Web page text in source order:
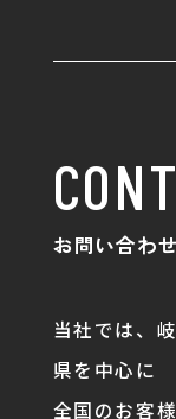
お問い合わせ
当社では、
県を中心に
全国のお客